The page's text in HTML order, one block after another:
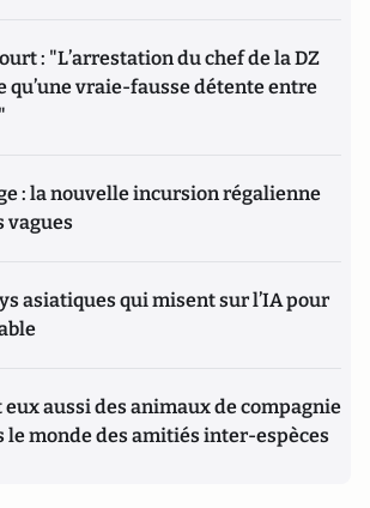
: "L’arrestation du chef de la DZ
qu’une vraie-fausse détente entre
: la nouvelle incursion régalienne
vagues
asiatiques qui misent sur l’IA pour
eux aussi des animaux de compagnie
le monde des amitiés inter-espèces